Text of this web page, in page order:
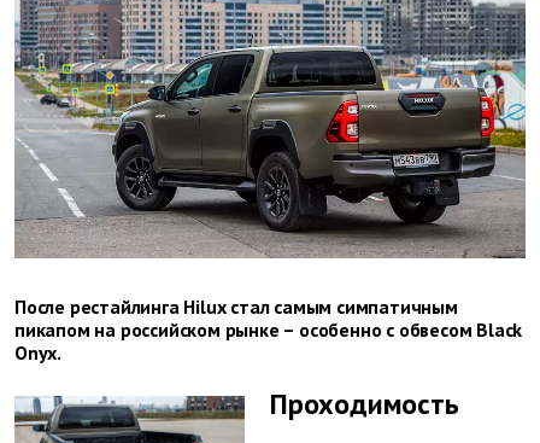
После рестайлинга Hilux стал самым симпатичным
пикапом на российском рынке – особенно с обвесом Black
Onyx.
Проходимость